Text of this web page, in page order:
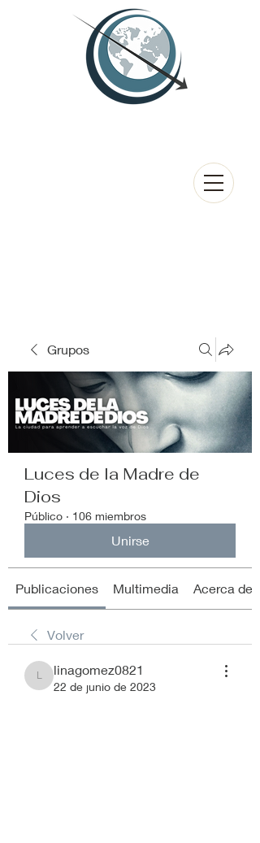
Grupos
Luces de la Madre de
Dios
Público · 106 miembros
Unirse
Publicaciones Multimedia Acerca de
Volver
linagomez0821
linagomez0821
22 de junio de 2023